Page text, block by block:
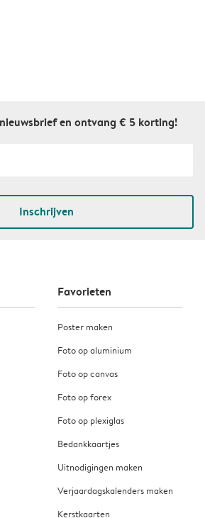
pagination
en ontvang € 5 korting!
Inschrijven
Favorieten
Poster maken
Foto op aluminium
Foto op canvas
Foto op forex
Foto op plexiglas
Bedankkaartjes
Uitnodigingen maken
Verjaardagskalenders maken
Kerstkaarten